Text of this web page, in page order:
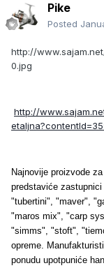
Pike
Posted
http://
0.jpg
http://
Najnovije proizvode
predstaviće
"tubertini", "maver",
"maros mix", "carp
"simms", "stoft",
opreme.
ponudu upotpuniće